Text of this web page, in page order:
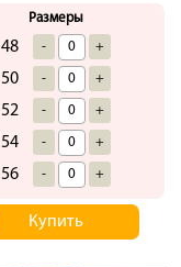
Размеры
48 - +
50 - +
52 - +
54 - +
56 - +
Купить